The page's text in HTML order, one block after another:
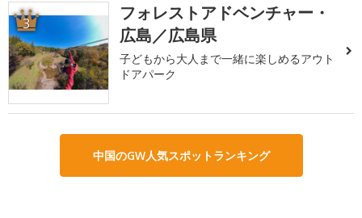
3
フォレストアドベンチャー・
広島／広島県
子どもから大人まで一緒に楽しめるアウト
ドアパーク
中国のGW人気スポットランキング